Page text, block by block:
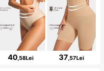
40,58Lei 37,57Lei